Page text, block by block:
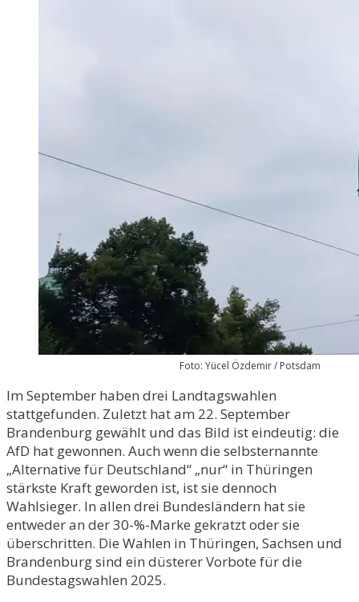
Foto: Yücel Özdemir / Potsdam
Im September haben drei Landtagswahlen
stattgefunden. Zuletzt hat am 22. September
Brandenburg gewählt und das Bild ist eindeutig: die
AfD hat gewonnen. Auch wenn die selbsternannte
„Alternative für Deutschland“ „nur“ in Thüringen
stärkste Kraft geworden ist, ist sie dennoch
Wahlsieger. In allen drei Bundesländern hat sie
entweder an der 30-%-Marke gekratzt oder sie
überschritten. Die Wahlen in Thüringen, Sachsen und
Brandenburg sind ein düsterer Vorbote für die
Bundestagswahlen 2025.